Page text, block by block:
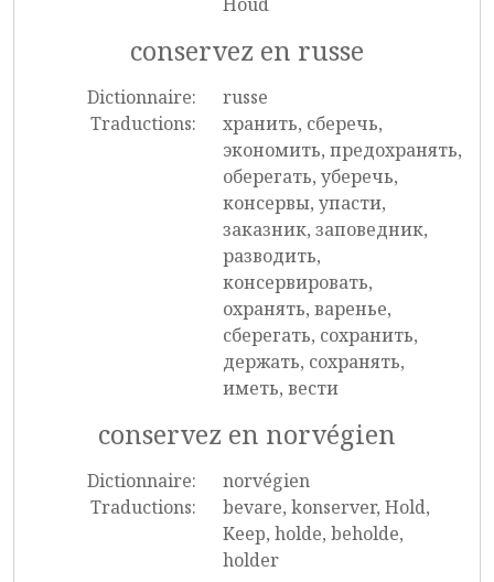
conservez en russe
Dictionnaire:
russe
Traductions:
хранить, сберечь,
экономить, предохранять,
оберегать, уберечь,
консервы, упасти,
заказник, заповедник,
разводить,
консервировать,
охранять, варенье,
сберегать, сохранить,
держать, сохранять,
иметь, вести
conservez en norvégien
Dictionnaire:
norvégien
Traductions:
bevare, konserver, Hold,
Keep, holde, beholde,
holder